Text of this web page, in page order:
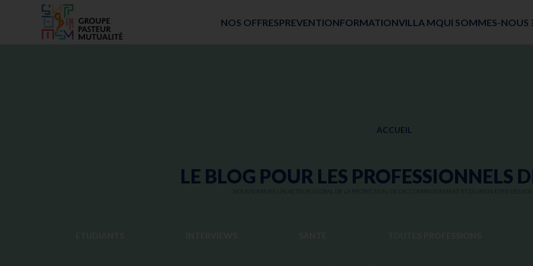
ACCUEIL - GROUPE PASTEUR MUTUALITÉ
NOS OFFRESPREVENTIONFORMATIONVILLA MQUI SOMMES-NOUS
ACCUEIL
LE BLOG POUR LES PROFESSIONNELS
NOUS SOMMES UN ACTEUR GLOBAL DE LA PROTECTION, DE L’ACCOMPAGNEMENT ET DU BIEN-ÊTRE DES